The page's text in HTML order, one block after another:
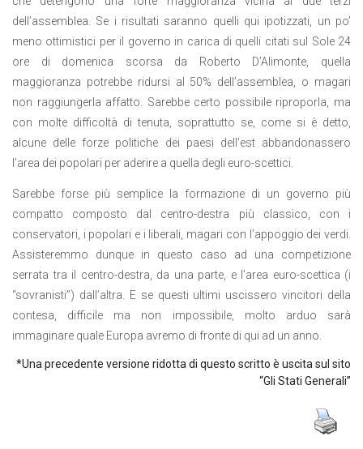
dell’assemblea. Se i risultati saranno quelli qui ipotizzati, un po’
meno ottimistici per il governo in carica di quelli citati sul Sole 24
ore di domenica scorsa da Roberto D’Alimonte, quella
maggioranza potrebbe ridursi al 50% dell’assemblea, o magari
non raggiungerla affatto. Sarebbe certo possibile riproporla, ma
con molte difficoltà di tenuta, soprattutto se, come si è detto,
alcune delle forze politiche dei paesi dell’est abbandonassero
l’area dei popolari per aderire a quella degli euro-scettici.
Sarebbe forse più semplice la formazione di un governo più
compatto composto dal centro-destra più classico, con i
conservatori, i popolari e i liberali, magari con l’appoggio dei verdi.
Assisteremmo dunque in questo caso ad una competizione
serrata tra il centro-destra, da una parte, e l’area euro-scettica (i
“sovranisti”) dall’altra. E se questi ultimi uscissero vincitori della
contesa, difficile ma non impossibile, molto arduo sarà
immaginare quale Europa avremo di fronte di qui ad un anno.
*Una precedente versione ridotta di questo scritto è uscita sul sito
“Gli Stati Generali”